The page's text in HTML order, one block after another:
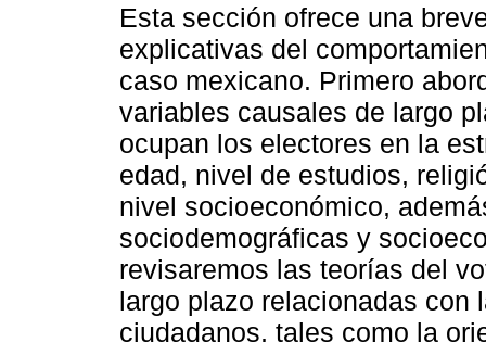
Esta sección ofrece una
explicativas del
caso mexicano. Primero
variables causales de largo
ocupan los electores en la
edad, nivel de estudios,
nivel socioeconómico,
sociodemográficas y
revisaremos las teorías del
largo plazo relacionadas con
ciudadanos, tales como la